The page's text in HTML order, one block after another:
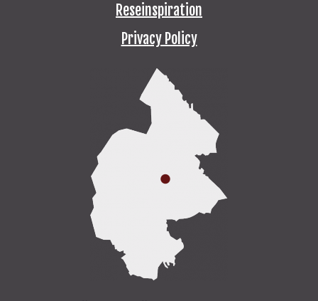
Reseinspiration
Privacy Policy